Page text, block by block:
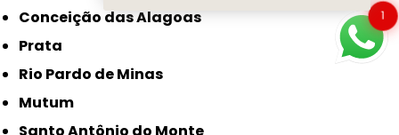
Conceição das Alagoas
Prata
Rio Pardo de Minas
Mutum
Santo Antônio do Monte
1